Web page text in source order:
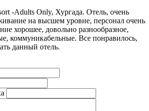
-Adults Only, Хургада. Отель, очень
на высшем уровне, персонал очень
хорошее, довольно разнообразное,
коммуникабельные. Все понравилось,
данный отель.